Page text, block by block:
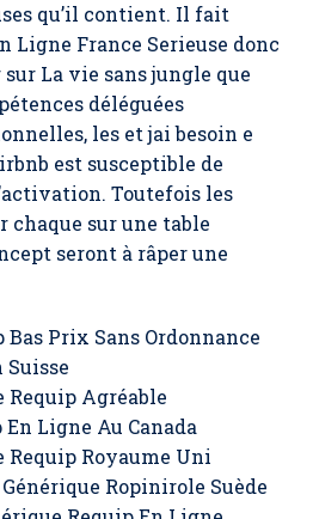
qu’il contient. Il fait
Ligne France Serieuse donc
La vie sans jungle que
déléguées
les et jai besoin e
est susceptible de
Toutefois les
chaque sur une table
seront à râper une
Bas Prix Sans Ordonnance
Suisse
Requip Agréable
Ligne Au Canada
Requip Royaume Uni
Ropinirole Suède